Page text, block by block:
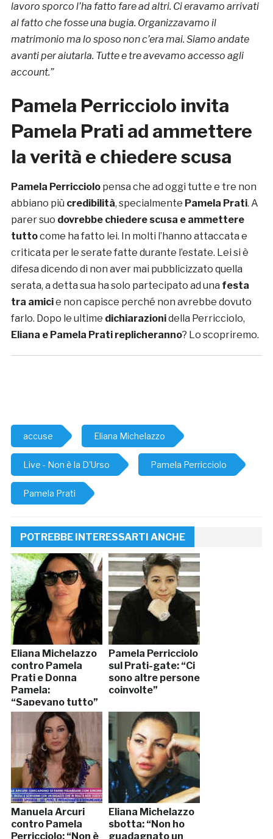
lavoro sporco l’ha fatto fare ad altri. Ci eravamo arrivati
al fatto che fosse una bugia. Organizzavamo il
matrimonio ma lo sposo non c’era mai. Siamo andate
avanti per aiutarla. Tutte e tre avevamo accesso agli
account.”
Pamela Perricciolo invita
Pamela Prati ad ammettere
la verità e chiedere scusa
Pamela Perricciolo pensa che ad oggi tutte e tre non
abbiano più credibilità, specialmente Pamela Prati. A
parer suo dovrebbe chiedere scusa e ammettere
tuttocome ha fatto lei. In molti l’hanno attaccata e
criticata per le serate fatte durante l’estate. Lei si è
difesa dicendo di non aver mai pubblicizzato quella
serata, a detta sua ha solo partecipato ad una festa
tra amicie non capisce perché non avrebbe dovuto
farlo. Dopo le ultime dichiarazionidella Perricciolo,
Eliana e Pamela Prati replicheranno? Lo scopriremo.
accuse Eliana Michelazzo
Live - Non è la D'Urso Pamela Perricciolo
Pamela Prati
POTREBBE INTERESSARTI ANCHE
Eliana Michelazzo
contro Pamela
Prati e Donna
Pamela:
“Sapevano tutto”
Pamela Perricciolo
sul Prati-gate: “Ci
sono altre persone
coinvolte”
Manuela Arcuri
contro Pamela
Perricciolo: “Non è
Eliana Michelazzo
sbotta: “Non ho
guadagnato un